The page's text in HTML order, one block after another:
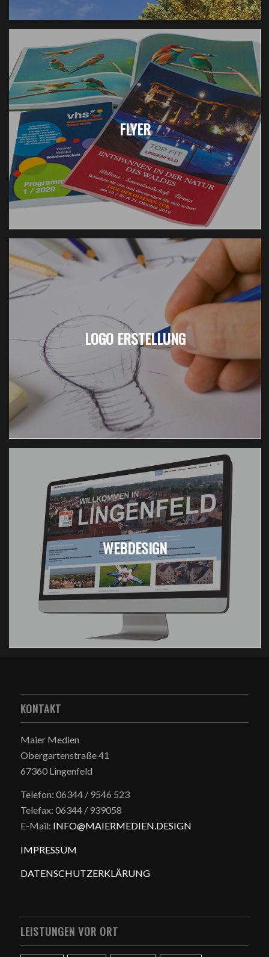
FLYER
LOGO ERSTELLUNG
WEBDESIGN
KONTAKT
Maier Medien
Obergartenstraße 41
67360 Lingenfeld
Telefon: 06344 / 9546 523
Telefax: 06344 / 939058
E-Mail: INFO@MAIERMEDIEN.DESIGN
IMPRESSUM
DATENSCHUTZERKLÄRUNG
LEISTUNGEN VOR ORT